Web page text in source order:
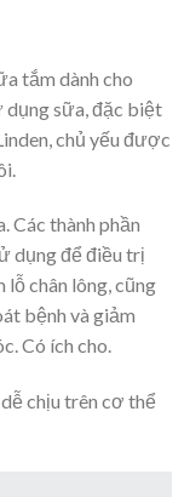
tắm dành cho
dụng sữa, đặc biệt
chủ yếu được
Các thành phần
dụng để điều trị
lỗ chân lông, cũng
bệnh và giảm
Có ích cho.
chịu trên cơ thể